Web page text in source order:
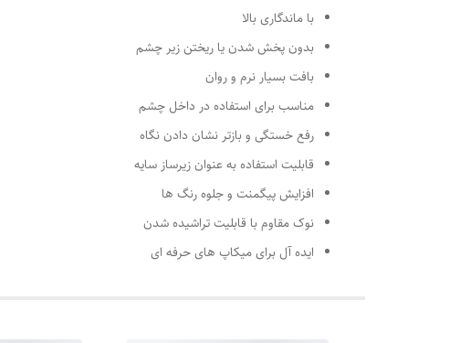
با ماندگاری بالا
بدون پخش شدن یا ریختن زیر چشم
بافت بسیار نرم و روان
مناسب برای استفاده در داخل چشم
رفع خستگی و بازتر نشان دادن نگاه
قابلیت استفاده به عنوان زیرساز سایه
افزایش پیگمنت و جلوه رنگ‌ ها
نوک مقاوم با قابلیت تراشیده شدن
ایده آل برای میکاپ‌ های حرفه‌ ای